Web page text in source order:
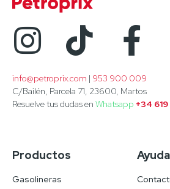
info@petroprix.com | 953 900 009
C/Bailén, Parcela 71, 23600, Martos
Resuelve tus dudas en Whatsapp +34
Productos
Gasolineras
Ayuda